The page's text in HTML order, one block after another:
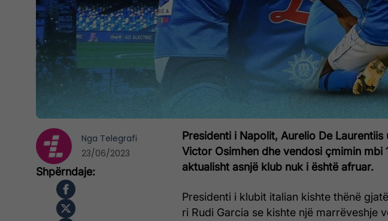
Presidenti i Napolit, Aurelio De
Victor Osimhen dhe vendosi çmimin mbi
aktualisht asnjë klub nuk i është afruar.
Presidenti i klubit italian kishte thënë
ri Rudi Garcia se kishte një marrëveshje
Nga Telegrafi
23/06/2023